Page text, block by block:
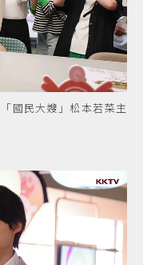
國民大嫂」松本若菜主